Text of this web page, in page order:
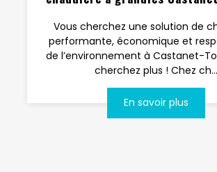
Vous cherchez une solution de
performante, économique et
de l’environnement à Castanet-
cherchez plus ! Chez ch...
En savoir plus